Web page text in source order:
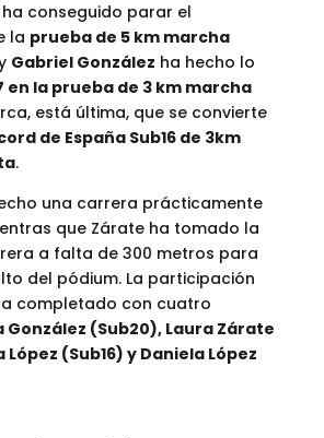
ha conseguido parar el
la prueba de 5 km marcha
Gabriel González ha hecho lo
en la prueba de 3 km marcha
está última, que se convierte
de España Sub16 de 3km
.
una carrera prácticamente
que Zárate ha tomado la
a falta de 300 metros para
del pódium. La participación
completado con cuatro
González (Sub20), Laura Zárate
López (Sub16) y Daniela López